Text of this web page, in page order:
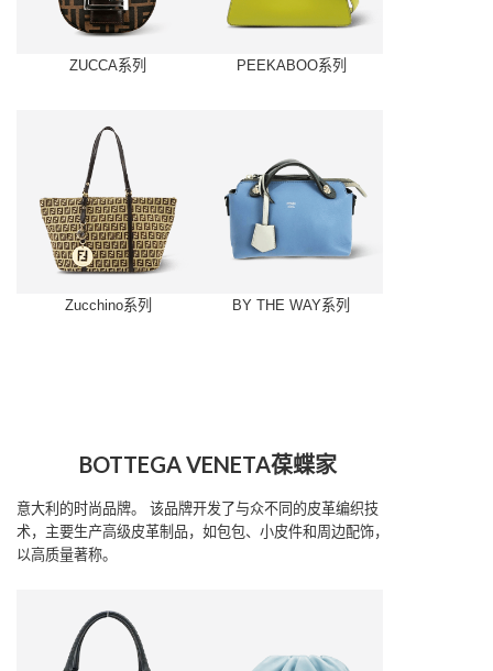
ZUCCA系列 PEEKABOO系列
Zucchino系列 BY THE WAY系列
BOTTEGA VENETA葆蝶家
意大利的时尚品牌。 该品牌开发了与众不同的皮革编织技
术，主要生产高级皮革制品，如包包、小皮件和周边配饰，
以高质量著称。